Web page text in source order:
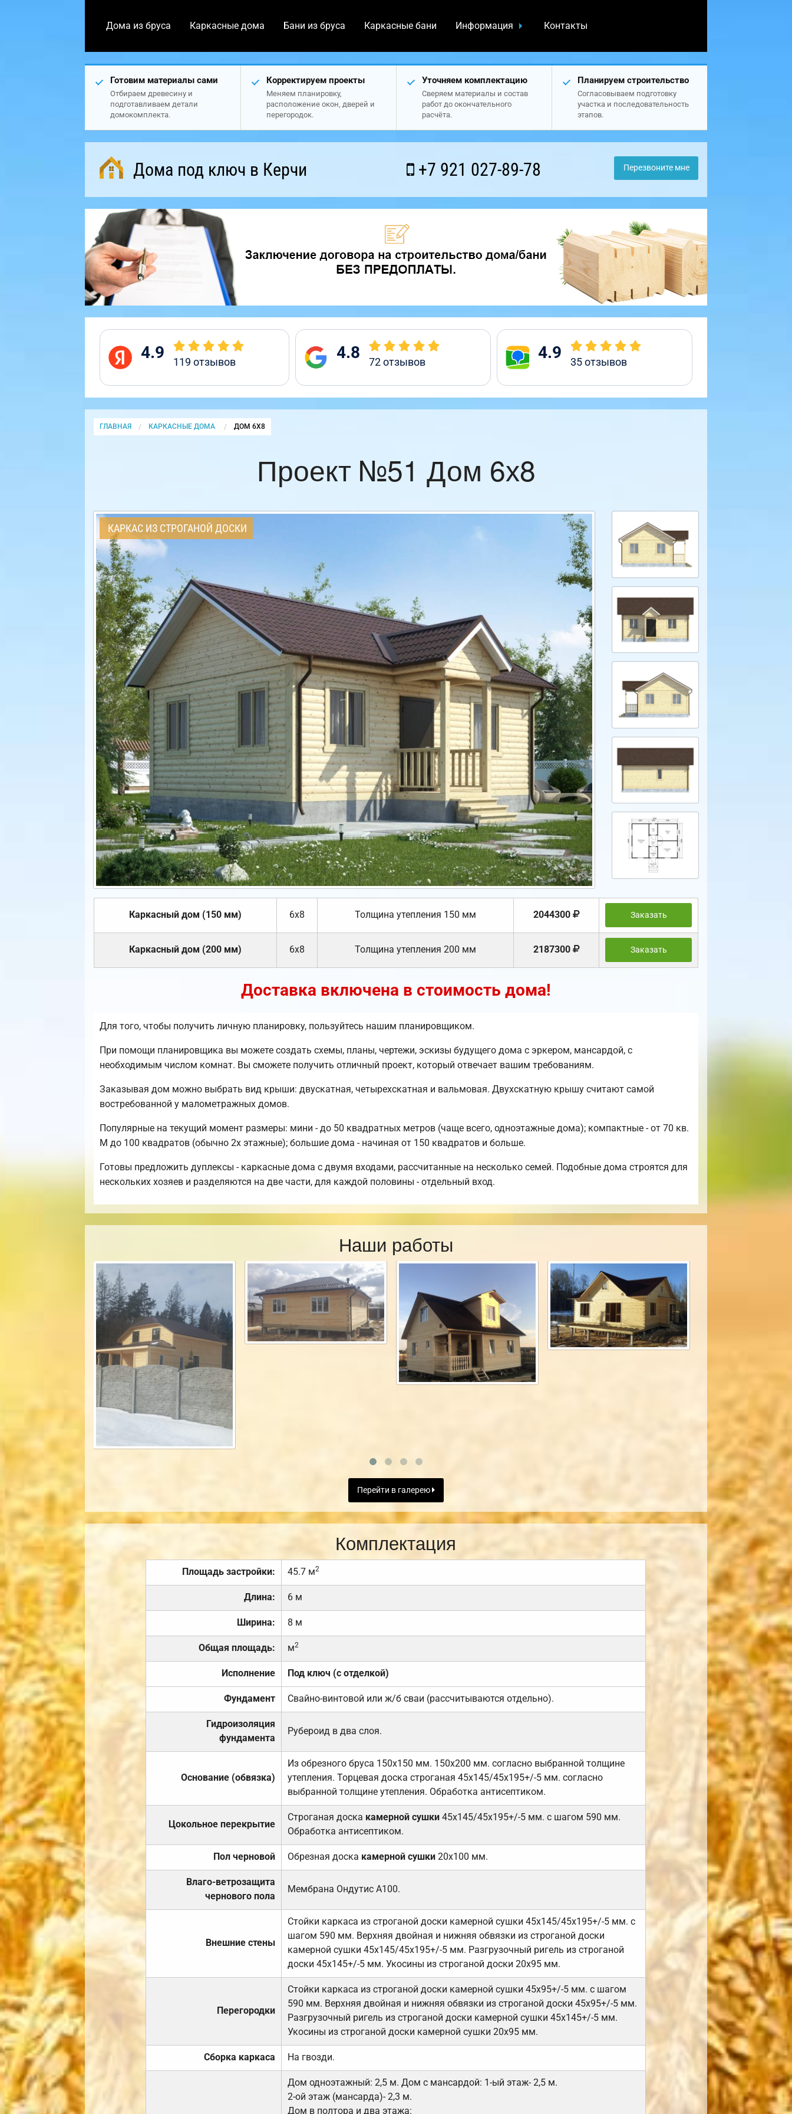
Дома из бруса Каркасные дома Бани из бруса Каркасные бани Информация Контакты
Готовим материалы сами
Отбираем древесину и
подготавливаем детали
домокомплекта.
Корректируем проекты
Меняем планировку,
расположение окон, дверей и
перегородок.
Уточняем комплектацию
Сверяем материалы и состав
работ до окончательного
расчёта.
Планируем строительство
Согласовываем подготовку
участка и последовательность
этапов.
Дома под ключ в Керчи +7 921 027-89-78 Перезвоните мне
4.9 119 отзывов 4.8 72отзывов 4.9 35отзывов
ГЛАВНАЯ КАРКАСНЫЕ ДОМА CURRENT:
ДОМ 6Х8
Проект №51 Дом 6х8
КАРКАС ИЗ СТРОГАНОЙ ДОСКИ
Каркасный дом (150 мм) 6х8 Толщина утепления 150 мм 2044300 Заказать
Каркасный дом (200 мм) 6х8 Толщина утепления 200 мм 2187300 Заказать
Доставка включена в стоимость дома!
Для того, чтобы получить личную планировку, пользуйтесь нашим планировщиком.
При помощи планировщика вы можете создать схемы, планы, чертежи, эскизы будущего дома с эркером, мансардой, с
необходимым числом комнат. Вы сможете получить отличный проект, который отвечает вашим требованиям.
Заказывая дом можно выбрать вид крыши: двускатная, четырехскатная и вальмовая. Двухскатную крышу считают самой
востребованной у малометражных домов.
Популярные на текущий момент размеры: мини - до 50 квадратных метров (чаще всего, одноэтажные дома); компактные - от 70 кв.
М до 100 квадратов (обычно 2х этажные); большие дома - начиная от 150 квадратов и больше.
Готовы предложить дуплексы - каркасные дома с двумя входами, рассчитанные на несколько семей. Подобные дома строятся для
нескольких хозяев и разделяются на две части, для каждой половины - отдельный вход.
Наши работы
Перейти в галерею
Комплектация
Площадь застройки: 45.7 м2
Длина: 6 м
Ширина: 8 м
Общая площадь: м2
Исполнение Под ключ (с отделкой)
Фундамент Свайно-винтовой или ж/б сваи (рассчитываются отдельно).
Гидроизоляция
фундамента
Рубероид в два слоя.
Основание (обвязка)
Из обрезного бруса 150х150 мм. 150х200 мм. согласно выбранной толщине
утепления. Торцевая доска строганая 45х145/45х195+/-5 мм. согласно
выбранной толщине утепления. Обработка антисептиком.
Цокольное перекрытие
Строганая доска камерной сушки 45х145/45х195+/-5 мм. с шагом 590 мм.
Обработка антисептиком.
Пол черновой Обрезная доска камерной сушки20х100 мм.
Влаго-ветрозащита
чернового пола
Мембрана Ондутис А100.
Внешние стены
Стойки каркаса из строганой доски камерной сушки 45х145/45х195+/-5 мм. с
шагом 590 мм. Верхняя двойная и нижняя обвязки из строганой доски
камерной сушки 45х145/45х195+/-5 мм. Разгрузочный ригель из строганой
доски 45х145+/-5 мм. Укосины из строганой доски 20х95 мм.
Перегородки
Стойки каркаса из строганой доски камерной сушки 45х95+/-5 мм. с шагом
590 мм. Верхняя двойная и нижняя обвязки из строганой доски 45х95+/-5 мм.
Разгрузочный ригель из строганой доски камерной сушки 45х145+/-5 мм.
Укосины из строганой доски камерной сушки 20х95 мм.
Сборка каркаса На гвозди.
Дом одноэтажный: 2,5 м. Дом с мансардой: 1-ый этаж- 2,5 м.
2-ой этаж (мансарда)- 2,3 м.
Дом в полтора и два этажа: